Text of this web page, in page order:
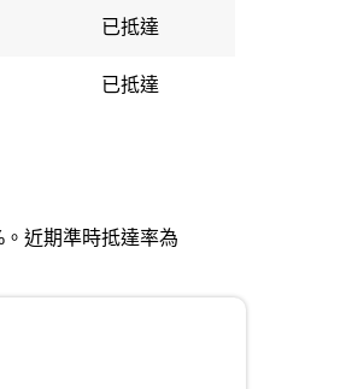
已抵達
已抵達
近期準時抵達率為